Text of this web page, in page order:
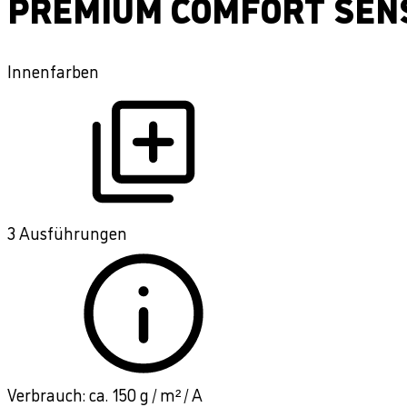
Innenfarben
3 Ausführungen
Verbrauch: ca. 150 g / m² / A